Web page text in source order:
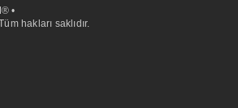
•
hakları saklıdır.